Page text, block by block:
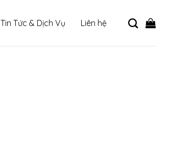
Tin Tức & Dịch Vụ Liên hệ